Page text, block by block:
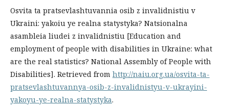
Osvita ta pratsevlashtuvannia osib z invalidnistiu v
Ukraini: yakoiu ye realna statystyka? Natsionalna
asambleia liudei z invalidnistiu [Education and
employment of people with disabilities in Ukraine: what
are the real statistics? National Assembly of People with
Disabilities]. Retrieved from http://naiu.org.ua/osvita-ta-
pratsevlashtuvannya-osib-z-invalidnistyu-v-ukrayini-
yakoyu-ye-realna-statystyka.